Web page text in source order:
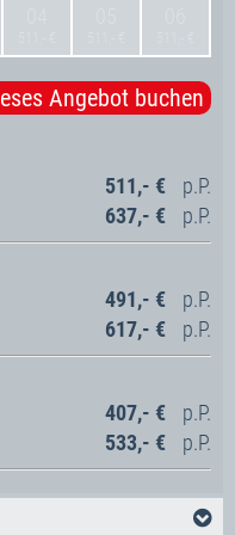
419,- €
522,- €
506,- €
438,- €
E R A N G E B O T
609,- €
Angebot buchen
511,- €
637,- €
491,- €
617,- €
407,- €
533,- €